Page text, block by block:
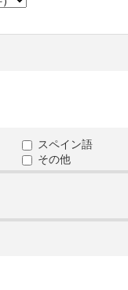
スペイン語
その他